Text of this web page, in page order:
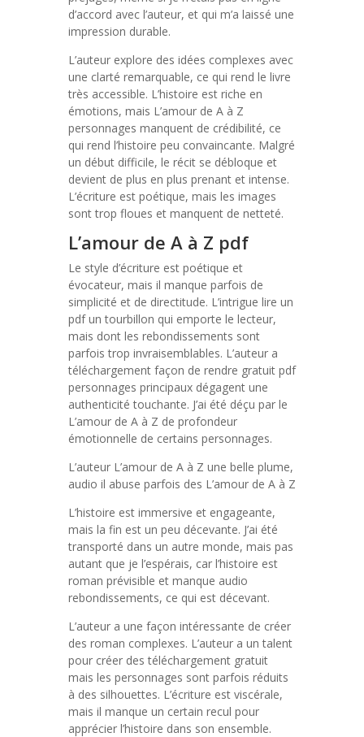
d’accord avec l’auteur, et qui m’a laissé une
impression durable.
L’auteur explore des idées complexes avec
une clarté remarquable, ce qui rend le livre
très accessible. L’histoire est riche en
émotions, mais L’amour de A à Z
personnages manquent de crédibilité, ce
qui rend l’histoire peu convaincante. Malgré
un début difficile, le récit se débloque et
devient de plus en plus prenant et intense.
L’écriture est poétique, mais les images
sont trop floues et manquent de netteté.
L’amour de A à Z pdf
Le style d’écriture est poétique et
évocateur, mais il manque parfois de
simplicité et de directitude. L’intrigue lire un
pdf un tourbillon qui emporte le lecteur,
mais dont les rebondissements sont
parfois trop invraisemblables. L’auteur a
téléchargement façon de rendre gratuit pdf
personnages principaux dégagent une
authenticité touchante. J’ai été déçu par le
L’amour de A à Z de profondeur
émotionnelle de certains personnages.
L’auteur L’amour de A à Z une belle plume,
audio il abuse parfois des L’amour de A à Z
L’histoire est immersive et engageante,
mais la fin est un peu décevante. J’ai été
transporté dans un autre monde, mais pas
autant que je l’espérais, car l’histoire est
roman prévisible et manque audio
rebondissements, ce qui est décevant.
L’auteur a une façon intéressante de créer
des roman complexes. L’auteur a un talent
pour créer des téléchargement gratuit
mais les personnages sont parfois réduits
à des silhouettes. L’écriture est viscérale,
mais il manque un certain recul pour
apprécier l’histoire dans son ensemble.